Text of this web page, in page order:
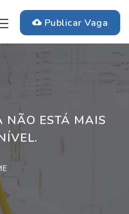
Publicar Vaga
NÃO ESTÁ MAIS